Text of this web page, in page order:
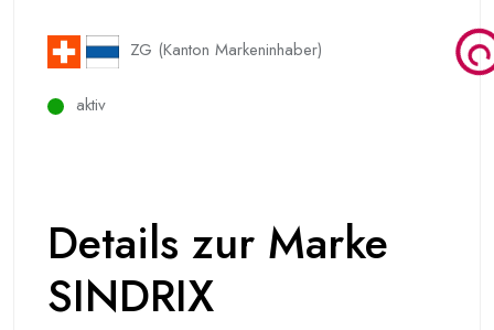
ZG (Kanton Markeninhaber)
aktiv
Details zur Marke
SINDRIX